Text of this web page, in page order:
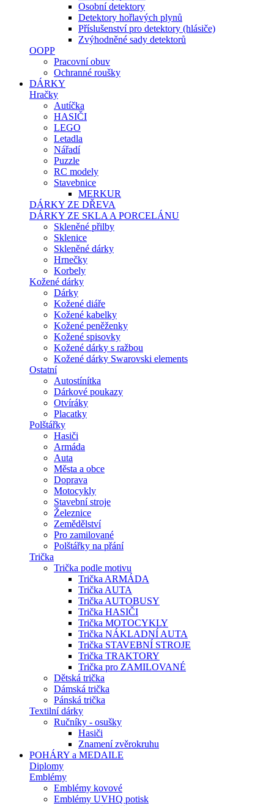
Osobní detektory
Detektory hořlavých plynů
Příslušenství pro detektory (hlásiče)
Zvýhodněné sady detektorů
OOPP
Pracovní obuv
Ochranné roušky
DÁRKY
Hračky
Autíčka
HASIČI
LEGO
Letadla
Nářadí
Puzzle
RC modely
Stavebnice
MERKUR
DÁRKY ZE DŘEVA
DÁRKY ZE SKLA A PORCELÁNU
Skleněné přilby
Sklenice
Skleněné dárky
Hrnečky
Korbely
Kožené dárky
Dárky
Kožené diáře
Kožené kabelky
Kožené peněženky
Kožené spisovky
Kožené dárky s ražbou
Kožené dárky Swarovski elements
Ostatní
Autostínítka
Dárkové poukazy
Otvíráky
Placatky
Polštářky
Hasiči
Armáda
Auta
Města a obce
Doprava
Motocykly
Stavební stroje
Železnice
Zemědělství
Pro zamilované
Polštářky na přání
Trička
Trička podle motivu
Trička ARMÁDA
Trička AUTA
Trička AUTOBUSY
Trička HASIČI
Trička MOTOCYKLY
Trička NÁKLADNÍ AUTA
Trička STAVEBNÍ STROJE
Trička TRAKTORY
Trička pro ZAMILOVANÉ
Dětská trička
Dámská trička
Pánská trička
Textilní dárky
Ručníky - osušky
Hasiči
Znamení zvěrokruhu
POHÁRY a MEDAILE
Diplomy
Emblémy
Emblémy kovové
Emblémy UVHQ potisk